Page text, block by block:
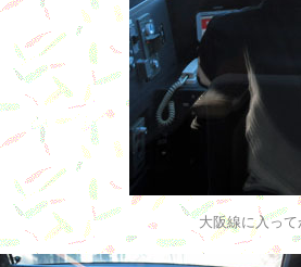
大阪線に入っ